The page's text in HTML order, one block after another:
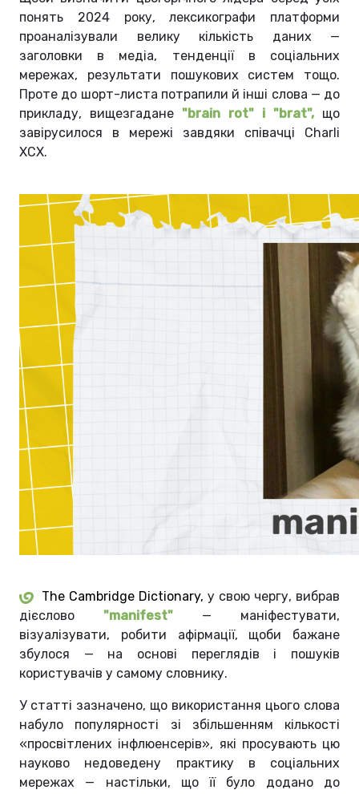
понять 2024 року, лексикографи платформи
проаналізували велику кількість даних —
заголовки в медіа, тенденції в соціальних
мережах, результати пошукових систем тощо.
Проте до шорт-листа потрапили й інші слова — до
прикладу, вищезгадане "brain rot" і "brat", що
завірусилося в мережі завдяки співачці Charli
XCX.
The Cambridge Dictionary, у свою чергу, вибрав
дієслово "manifest" — маніфестувати,
візуалізувати, робити афірмації, щоби бажане
збулося — на основі переглядів і пошуків
користувачів у самому словнику.
У статті зазначено, що використання цього слова
набуло популярності зі збільшенням кількості
«просвітлених інфлюенсерів», які просувають цю
науково недоведену практику в соціальних
мережах — настільки, що її було додано до